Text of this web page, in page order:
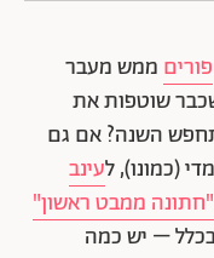
פורים ממש מעבר
שוטפות את
השנה? אם גם
(כמונו), לעינב
"חתונה ממבט ראשון"
– יש כמה